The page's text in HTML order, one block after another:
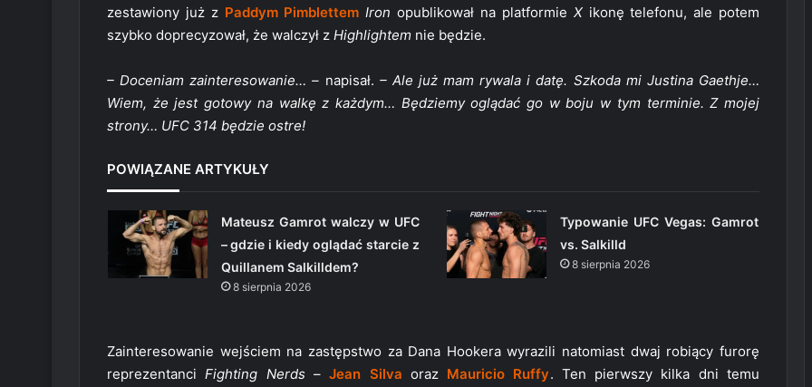
zestawiony już z Paddym Pimblettem Iron opublikował na platformie Xikonę telefonu, ale potem
szybko doprecyzował, że walczył z Highlightem nie będzie.
– Doceniam zainteresowanie… – napisał. – Ale już mam rywala i datę. Szkoda mi Justina Gaethje…
Wiem, że jest gotowy na walkę z każdym… Będziemy oglądać go w boju w tym terminie. Z mojej
strony… UFC 314 będzie ostre!
POWIĄZANE ARTYKUŁY
Mateusz Gamrot walczy w UFC
– gdzie i kiedy oglądać starcie z
Quillanem Salkilldem?
8 sierpnia 2026
Typowanie UFC Vegas: Gamrot
vs. Salkilld
8 sierpnia 2026
Zainteresowanie wejściem na zastępstwo za Dana Hookera wyrazili natomiast dwaj robiący furorę
reprezentanciFighting Nerds –Jean Silva oraz Mauricio Ruffy. Ten pierwszy kilka dni temu